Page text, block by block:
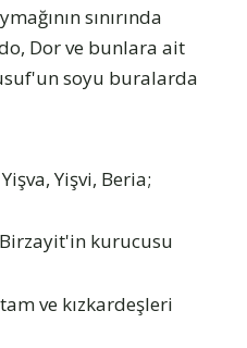
sınırında
Dor ve bunlara ait
soyu buralarda
Yişvi, Beria;
kurucusu
ve kızkardeşleri